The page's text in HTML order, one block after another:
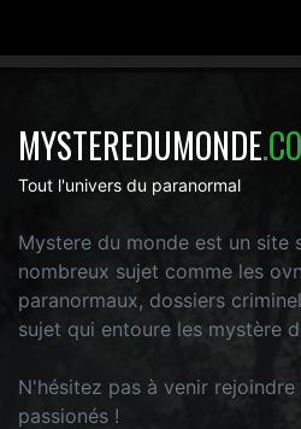
MYSTEREDUMONDE
Tout l'univers du paranormal
Mystere du monde est un site
nombreux sujet comme les
paranormaux, dossiers
sujet qui entoure les mystère
N'hésitez pas à venir
passionés !